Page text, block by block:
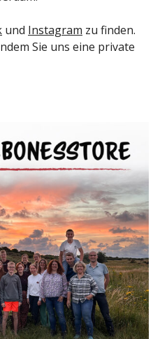
und Instagram zu finden.
Sie uns eine private